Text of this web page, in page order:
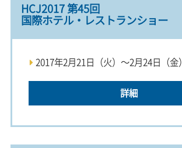
HCJ2017 第45回
国際ホテル・レストランショー
2017年2月21日（火）～2月24日（金）
詳細